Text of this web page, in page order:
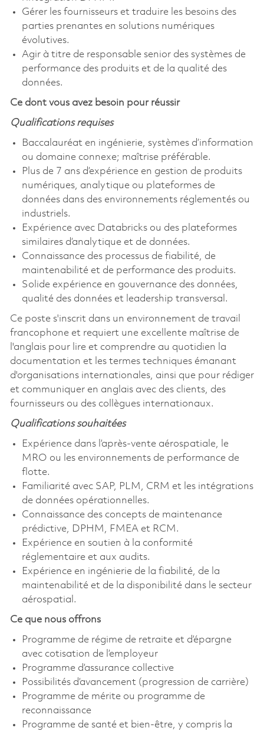
Gérer les fournisseurs et traduire les besoins des
parties prenantes en solutions numériques
évolutives.
Agir à titre de responsable senior des systèmes de
performance des produits et de la qualité des
données.
Ce dont vous avez besoin pour réussir
Qualifications requises
Baccalauréat en ingénierie, systèmes d’information
ou domaine connexe; maîtrise préférable.
Plus de 7 ans d’expérience en gestion de produits
numériques, analytique ou plateformes de
données dans des environnements réglementés ou
industriels.
Expérience avec Databricks ou des plateformes
similaires d’analytique et de données.
Connaissance des processus de fiabilité, de
maintenabilité et de performance des produits.
Solide expérience en gouvernance des données,
qualité des données et leadership transversal.
Ce poste s'inscrit dans un environnement de travail
francophone et requiert une excellente maîtrise de
l'anglais pour lire et comprendre au quotidien la
documentation et les termes techniques émanant
d'organisations internationales, ainsi que pour rédiger
et communiquer en anglais avec des clients, des
fournisseurs ou des collègues internationaux.
Qualifications souhaitées
Expérience dans l’après-vente aérospatiale, le
MRO ou les environnements de performance de
flotte.
Familiarité avec SAP, PLM, CRM et les intégrations
de données opérationnelles.
Connaissance des concepts de maintenance
prédictive, DPHM, FMEA et RCM.
Expérience en soutien à la conformité
réglementaire et aux audits.
Expérience en ingénierie de la fiabilité, de la
maintenabilité et de la disponibilité dans le secteur
aérospatial.
Ce que nous offrons
Programme de régime de retraite et d’épargne
avec cotisation de l’employeur
Programme d’assurance collective
Possibilités d’avancement (progression de carrière)
Programme de mérite ou programme de
reconnaissance
Programme de santé et bien-être, y compris la